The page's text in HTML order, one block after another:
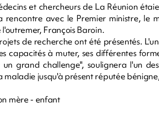
et chercheurs de La Réunion
rencontre avec le Premier ministre, le
l'outremer, François Baroin.
de recherche ont été présentés.
capacités à muter, ses différentes
un grand challenge", soulignera l'un
maladie jusqu'à présent réputée
mère - enfant